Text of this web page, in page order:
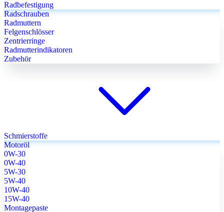
Radbefestigung
Radschrauben
Radmuttern
Felgenschlösser
Zentrierringe
Radmutterindikatoren
Zubehör
Schmierstoffe
Motoröl
0W-30
0W-40
5W-30
5W-40
10W-40
15W-40
Montagepaste